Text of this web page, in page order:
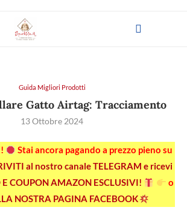
Guida Migliori Prodotti
Gatto Airtag: Tracciamento
13 Ottobre 2024
Stai ancora pagando a prezzo pieno su
al nostro canale TELEGRAM e ricevi
E COUPON AMAZON ESCLUSIVI!
o
NOSTRA PAGINA FACEBOOK